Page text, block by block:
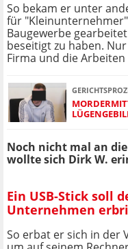
So bekam er unter
für
Baugewerbe
beseitigt zu haben.
Firma und die Arbeiten
Noch nicht mal an
wollte sich Dirk W.
Ein USB-Stick soll
Unternehmen
So erbat er sich in der